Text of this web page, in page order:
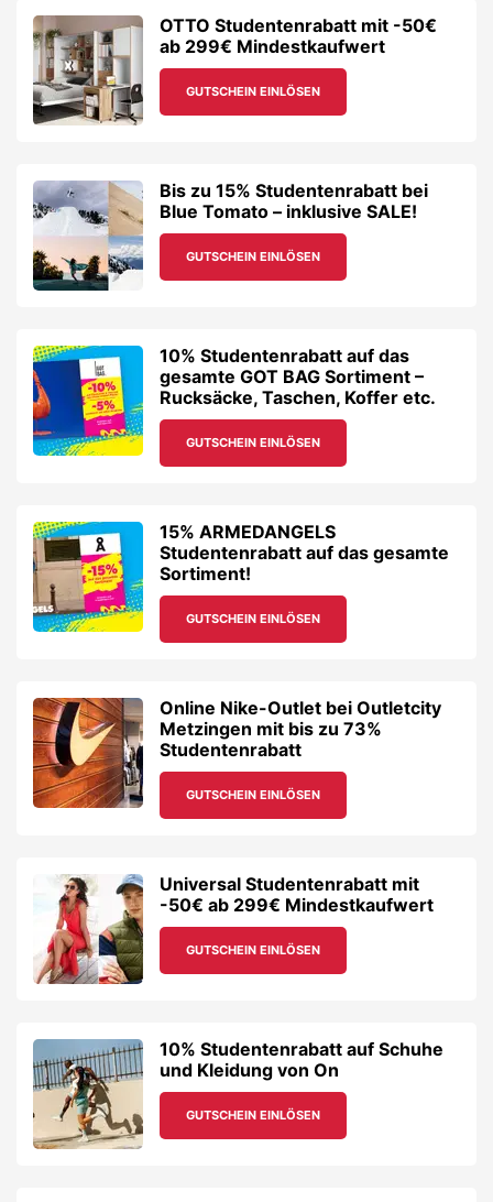
OTTO Studentenrabatt mit -50€
ab 299€ Mindestkaufwert
GUTSCHEIN EINLÖSEN
Bis zu 15% Studentenrabatt bei
Blue Tomato – inklusive SALE!
GUTSCHEIN EINLÖSEN
10% Studentenrabatt auf das
gesamte GOT BAG Sortiment –
Rucksäcke, Taschen, Koffer etc.
GUTSCHEIN EINLÖSEN
15% ARMEDANGELS
Studentenrabatt auf das gesamte
Sortiment!
GUTSCHEIN EINLÖSEN
Online Nike-Outlet bei Outletcity
Metzingen mit bis zu 73%
Studentenrabatt
GUTSCHEIN EINLÖSEN
Universal Studentenrabatt mit
-50€ ab 299€ Mindestkaufwert
GUTSCHEIN EINLÖSEN
10% Studentenrabatt auf Schuhe
und Kleidung von On
GUTSCHEIN EINLÖSEN